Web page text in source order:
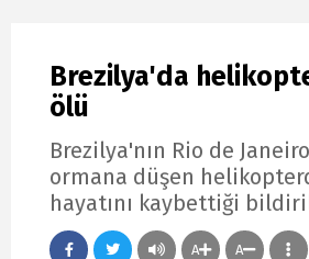
Brezilya'da
ölü
Brezilya'nın Rio de
ormana düşen
hayatını kaybettiği
A A